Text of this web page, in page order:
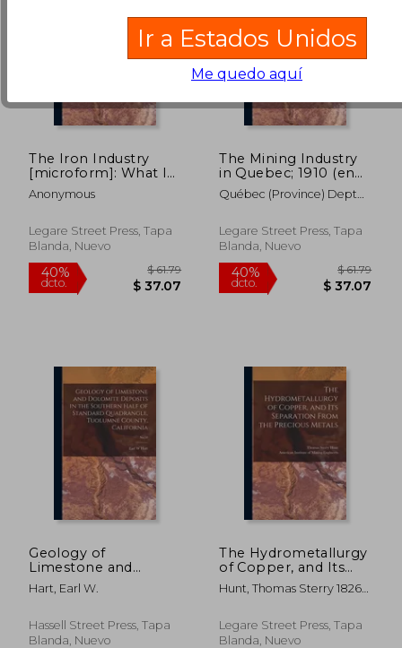
40%
dcto. $ 38.27
40%
dcto. $
The Iron Industry
[microform]: What It
is to Great Britain and
the United States,
Ontario (en Inglés)
Anonymous
Legare Street Press, Tapa
Blanda, Nuevo
The Mining Industry
in Quebec; 1910 (en
Inglés)
Québec (Province) Dept
(Province) Dept Of
Colonizatio
Legare Street Press, Tapa
Blanda, Nuevo
Geology of
Limestone and
Dolomite Deposits in
the Southern Half of
Tuolumne County,
California; No.58 (en
Hart, Earl W.
Hassell Street Press, Tapa
Blanda, Nuevo
The Hydrometallurgy
of Copper, and Its
Separation From the
Precious Metals
Inglés)
Hunt, Thomas Sterry 1826-
Mining Engineers
Legare Street Press, Tapa
Blanda, Nuevo
Ir a Estados Unidos
Me quedo aquí